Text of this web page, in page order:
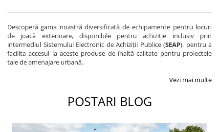
Descoperă gama noastră diversificată de echipamente pentru locuri
de joacă exterioare, disponibile pentru achiziție inclusiv prin
intermediul Sistemului Electronic de Achiziții Publice (SEAP), pentru a
facilita accesul la aceste produse de înaltă calitate pentru proiectele
tale de amenajare urbană.
Vezi mai multe
POSTARI BLOG